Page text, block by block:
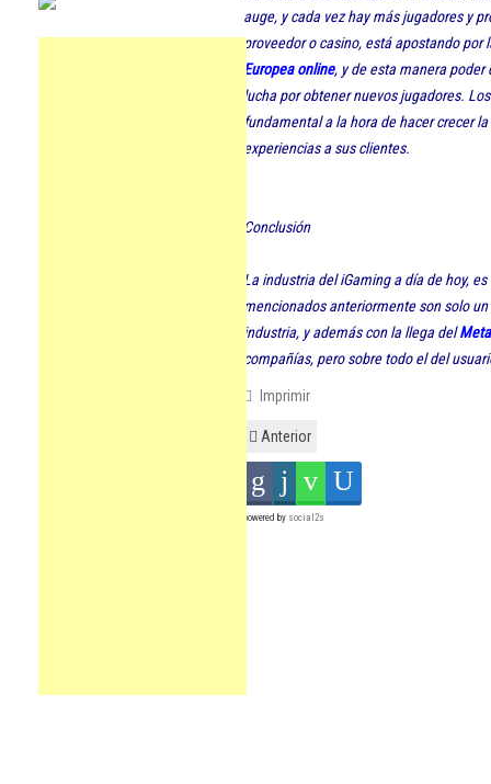
auge, y cada vez hay más jugadores y
proveedor o casino, está apostando
Europea online, y de esta manera
lucha por obtener nuevos jugadores.
fundamental a la hora de hacer crecer
experiencias a sus clientes.
Conclusión
La industria del iGaming a día de hoy,
mencionados anteriormente son solo
industria, y además con la llega del
compañías, pero sobre todo el del
Imprimir
Anterior
powered by social2s